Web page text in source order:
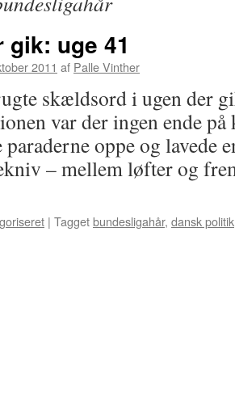
gik: uge 41
2011 af Palle Vinther
skældsord i ugen der
var der ingen ende
oppe og lavede
– mellem løfter og
| Taggetbundesligahår, dansk politik